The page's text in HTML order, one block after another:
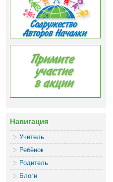
Навигация
Учитель
Ребёнок
Родитель
Блоги